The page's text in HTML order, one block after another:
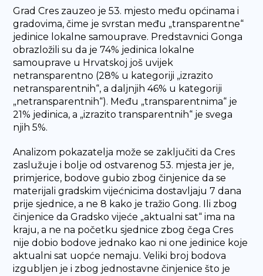
Grad Cres zauzeo je 53. mjesto među općinama i
gradovima, čime je svrstan među „transparentne“
jedinice lokalne samouprave. Predstavnici Gonga
obrazložili su da je 74% jedinica lokalne
samouprave u Hrvatskoj još uvijek
netransparentno (28% u kategoriji „izrazito
netransparentnih“, a daljnjih 46% u kategoriji
„netransparentnih“). Među „transparentnima“ je
21% jedinica, a „izrazito transparentnih“ je svega
njih 5%.
Analizom pokazatelja može se zaključiti da Cres
zaslužuje i bolje od ostvarenog 53. mjesta jer je,
primjerice, bodove gubio zbog činjenice da se
materijali gradskim vijećnicima dostavljaju 7 dana
prije sjednice, a ne 8 kako je tražio Gong. Ili zbog
činjenice da Gradsko vijeće „aktualni sat“ ima na
kraju, a ne na početku sjednice zbog čega Cres
nije dobio bodove jednako kao ni one jedinice koje
aktualni sat uopće nemaju. Veliki broj bodova
izgubljen je i zbog jednostavne činjenice što je